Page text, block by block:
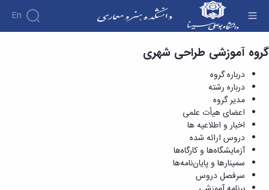
En
دروس ارائه شده - دانشکده هنر و معماری
گروه آموزشی طراحی شهری
درباره گروه
درباره رشته
مدیر گروه
اعضای هیأت علمی
اخبار و اطلاعیه ها
دروس ارائه شده
آزمایشگاه‌ها و کارگاه‌ها
سمینارها و پایان‌نامه‌ها
سرفصل دروس